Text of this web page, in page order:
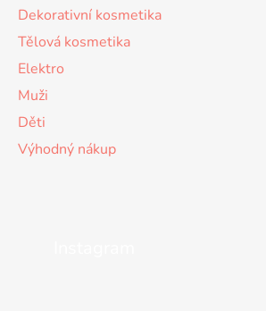
Dekorativní kosmetika
Tělová kosmetika
Elektro
Muži
Děti
Výhodný nákup